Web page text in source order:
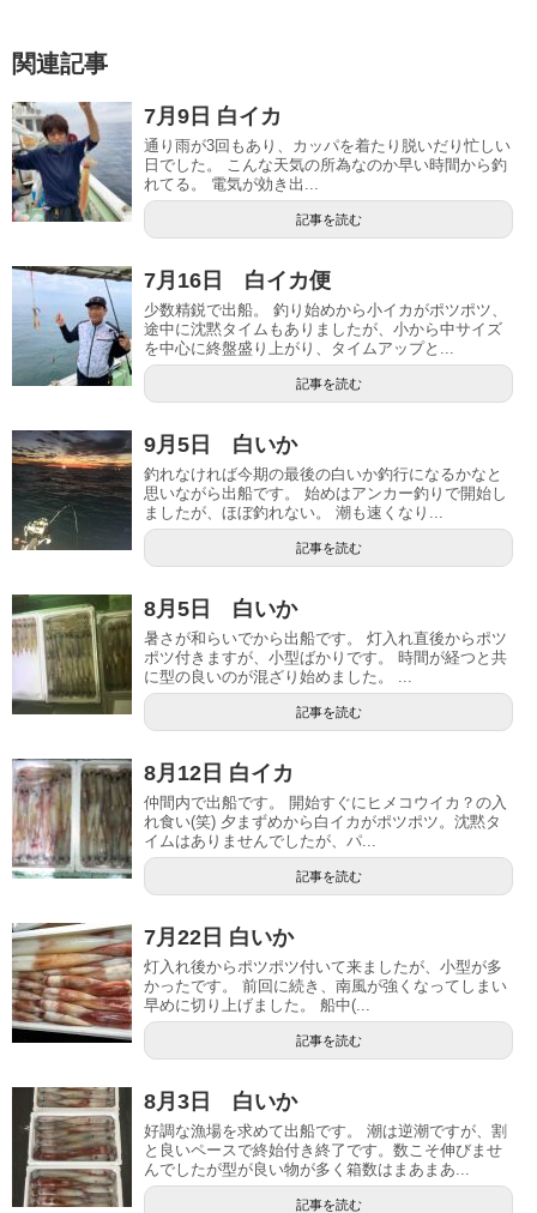
関連記事
7月9日 白イカ
通り雨が3回もあり、カッパを着たり脱いだり忙しい
日でした。 こんな天気の所為なのか早い時間から釣
れてる。 電気が効き出...
記事を読む
7月16日 白イカ便
少数精鋭で出船。 釣り始めから小イカがポツポツ、
途中に沈黙タイムもありましたが、小から中サイズ
を中心に終盤盛り上がり、タイムアップと...
記事を読む
9月5日 白いか
釣れなければ今期の最後の白いか釣行になるかなと
思いながら出船です。 始めはアンカー釣りで開始し
ましたが、ほぼ釣れない。 潮も速くなり...
記事を読む
8月5日 白いか
暑さが和らいでから出船です。 灯入れ直後からポツ
ポツ付きますが、小型ばかりです。 時間が経つと共
に型の良いのが混ざり始めました。 ...
記事を読む
8月12日 白イカ
仲間内で出船です。 開始すぐにヒメコウイカ？の入
れ食い(笑) 夕まずめから白イカがポツポツ。沈黙タ
イムはありませんでしたが、パ...
記事を読む
7月22日 白いか
灯入れ後からポツポツ付いて来ましたが、小型が多
かったです。 前回に続き、南風が強くなってしまい
早めに切り上げました。 船中(...
記事を読む
8月3日 白いか
好調な漁場を求めて出船です。 潮は逆潮ですが、割
と良いペースで終始付き終了です。数こそ伸びませ
んでしたが型が良い物が多く箱数はまあまあ...
記事を読む